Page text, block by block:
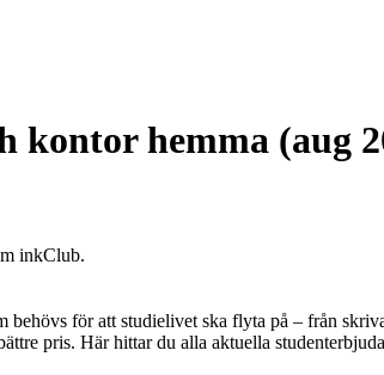
hemma (aug
inkClub.
behövs för att studielivet ska flyta på – från
pris. Här hittar du alla aktuella